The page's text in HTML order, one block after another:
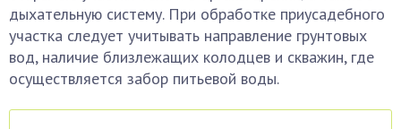
дыхательную систему. При обработке приусадебного
участка следует учитывать направление грунтовых
вод, наличие близлежащих колодцев и скважин, где
осуществляется забор питьевой воды.